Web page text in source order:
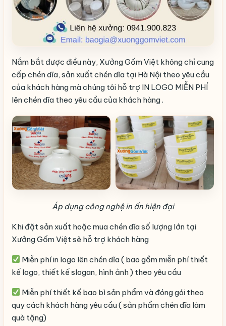
Nắm bắt được điều này, Xưởng Gốm Việt không chỉ cung
cấp chén dĩa, sản xuất chén dĩa tại Hà Nội theo yêu cầu
của khách hàng mà chúng tôi hỗ trợ IN LOGO MIỄN PHÍ
lên chén dĩa theo yêu cầu của khách hàng .
Áp dụng công nghệ in ấn hiện đại
Khi đặt sản xuất hoặc mua chén dĩa số lượng lớn tại
Xưởng Gốm Việt sẽ hỗ trợ khách hàng
Miễn phí in logo lên chén dĩa ( bao gồm miễn phí thiết
kế logo, thiết kế slogan, hình ảnh ) theo yêu cầu
Miễn phí thiết kế bao bì sản phẩm và đóng gói theo
quy cách khách hàng yêu cầu ( sản phẩm chén dĩa làm
quà tặng)